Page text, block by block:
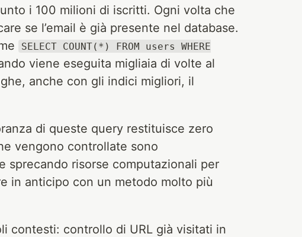
i 100 milioni di iscritti. Ogni volta che
se l’email è già presente nel database.
SELECT COUNT(*) FROM users WHERE
viene eseguita migliaia di volte al
anche con gli indici migliori, il
di queste query restituisce zero
vengono controllate sono
risorse computazionali per
in anticipo con un metodo molto più
contesti: controllo di URL già visitati in